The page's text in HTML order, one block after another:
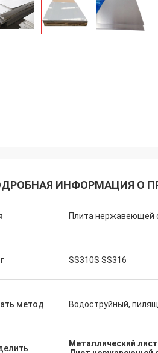
ИНФОРМАЦИЯ О
Плита нержавеющей
SS310S SS316
метод Водоструйный,
Металлический